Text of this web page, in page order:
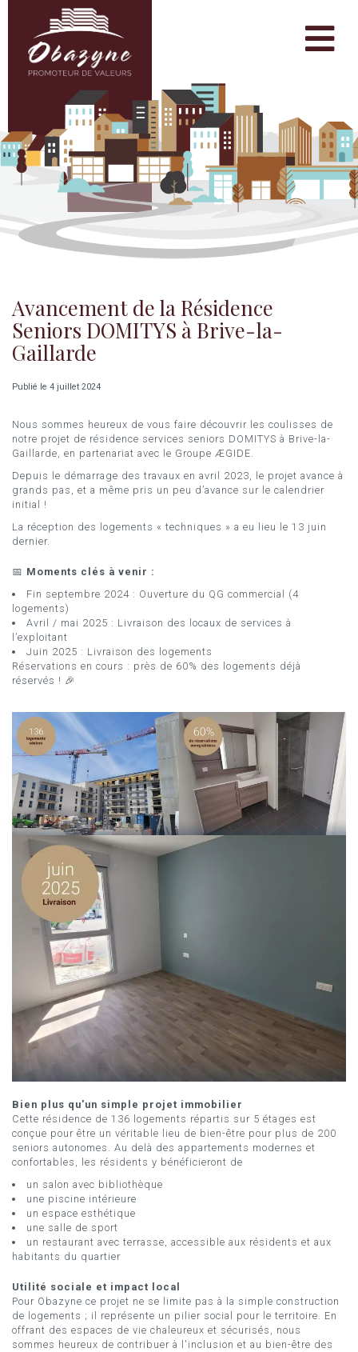
Avancement de la Résidence
Seniors DOMITYS à Brive-la-
Gaillarde
Publié le 4 juillet 2024
Nous sommes heureux de vous faire découvrir les coulisses de
notre projet de résidence services seniors DOMITYS à Brive-la-
Gaillarde, en partenariat avec le Groupe ÆGIDE.
Depuis le démarrage des travaux en avril 2023, le projet avance à
grands pas, et a même pris un peu d’avance sur le calendrier
initial !
La réception des logements « techniques » a eu lieu le 13 juin
dernier.
📅 Moments clés à venir :
Fin septembre 2024 : Ouverture du QG commercial (4
logements)
Avril / mai 2025 : Livraison des locaux de services à
l’exploitant
Juin 2025 : Livraison des logements
Réservations en cours : près de 60% des logements déjà
réservés ! 🎉
Bien plus qu'un simple projet immobilier
Cette résidence de 136 logements répartis sur 5 étages est
conçue pour être un véritable lieu de bien-être pour plus de 200
seniors autonomes. Au delà des appartements modernes et
confortables, les résidents y bénéficieront de
un salon avec bibliothèque
une piscine intérieure
un espace esthétique
une salle de sport
un restaurant avec terrasse, accessible aux résidents et aux
habitants du quartier
Utilité sociale et impact local
Pour Obazyne ce projet ne se limite pas à la simple construction
de logements ; il représente un pilier social pour le territoire. En
offrant des espaces de vie chaleureux et sécurisés, nous
sommes heureux de contribuer à l'inclusion et au bien-être des